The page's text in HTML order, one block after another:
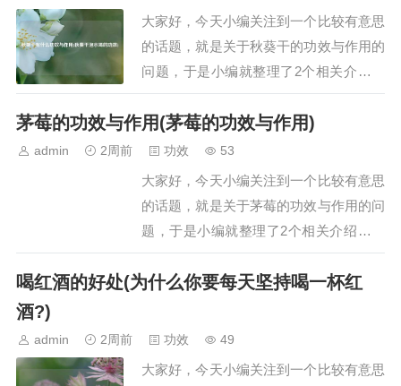
滋补品，…
大家好，今天小编关注到一个比较有意思
的话题，就是关于秋葵干的功效与作用的
问题，于是小编就整理了2个相关介绍秋
葵干的功效与作用的解答，让我们一起看
看吧。文章目录：秋葵干有什么功效与作
用秋葵干泡水喝的功效一、秋葵干有什么
功效与作用秋葵干具有提供营养、补钙强
身、平衡血糖、润肠通便等功效与作用，
具体如下：提…
茅莓的功效与作用(茅莓的功效与作用)
admin 2周前 功效 53
大家好，今天小编关注到一个比较有意思
的话题，就是关于茅莓的功效与作用的问
题，于是小编就整理了2个相关介绍茅莓
的功效与作用的解答，让我们一起看看
吧。文章目录：茅莓的功效与作用茅莓的
功效与作用主要有以下几点：1. 清热解
喝红酒的好处(为什么你要每天坚持喝一杯红
酒?)
admin 2周前 功效 49
大家好，今天小编关注到一个比较有意思